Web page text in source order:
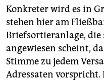
Konkreter wird es in
stehen hier am
Briefsortieranlage, die
angewiesen scheint,
Stimme zu jedem
Adressaten vorspricht.